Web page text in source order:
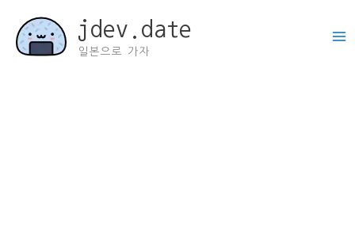
jdev.date
일본으로 가자